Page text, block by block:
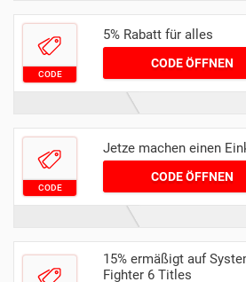
CODE
5% Rabatt für alles
CODE ÖFFNEN
CODE
Jetze machen einen
CODE ÖFFNEN
15% ermäßigt auf
Fighter 6 Titles